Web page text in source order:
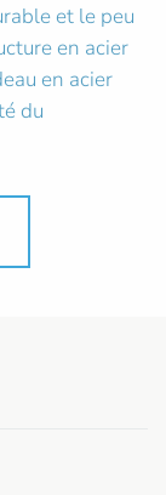
et le peu
en acier
en acier
du